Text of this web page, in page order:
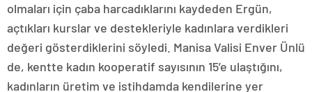
olmaları için çaba harcadıklarını kaydeden Ergün,
açtıkları kurslar ve destekleriyle kadınlara verdikleri
değeri gösterdiklerini söyledi. Manisa Valisi Enver Ünlü
de, kentte kadın kooperatif sayısının 15’e ulaştığını,
kadınların üretim ve istihdamda kendilerine yer